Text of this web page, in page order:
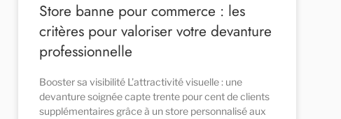
Store banne pour commerce : les
critères pour valoriser votre devanture
professionnelle
Booster sa visibilité L’attractivité visuelle : une
devanture soignée capte trente pour cent de clients
supplémentaires grâce à un store personnalisé aux